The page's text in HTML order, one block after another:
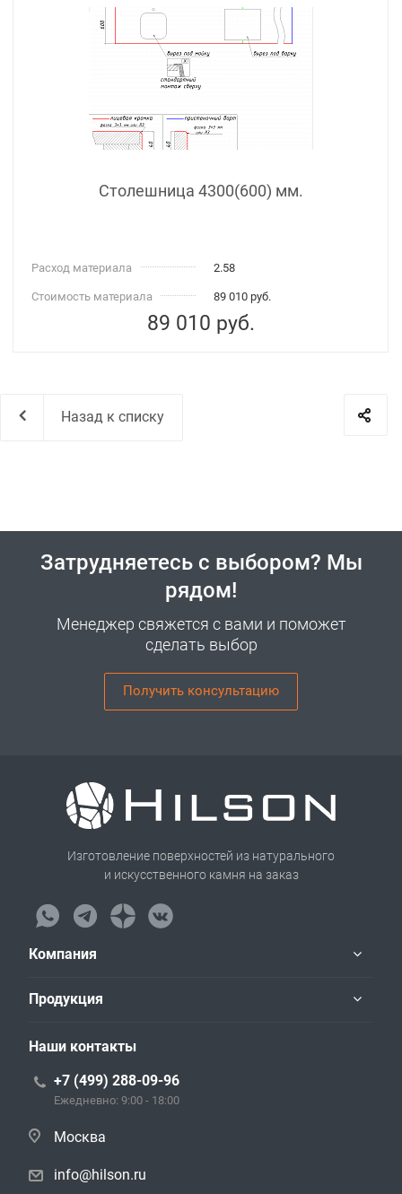
Столешница 4300(600) мм.
Расход материала 2.58
Стоимость материала 89 010 руб.
89 010 руб.
Назад к списку
Затрудняетесь с выбором? Мы
рядом!
Менеджер свяжется с вами и поможет
сделать выбор
Получить консультацию
Изготовление поверхностей из натурального
и искусственного камня на заказ
Компания
Продукция
Наши контакты
+7 (499) 288-09-96
Ежедневно: 9:00 - 18:00
Москва
info@hilson.ru